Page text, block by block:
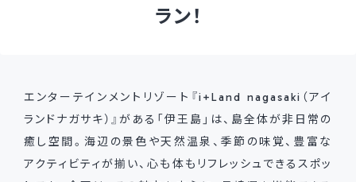
ラン！
エンターテインメントリゾート『i+Land nagasaki（アイ
ランドナガサキ）』がある「伊王島」は、島全体が非日常の
癒し空間。海辺の景色や天然温泉、季節の味覚、豊富な
アクティビティが揃い、心も体もリフレッシュできるスポッ